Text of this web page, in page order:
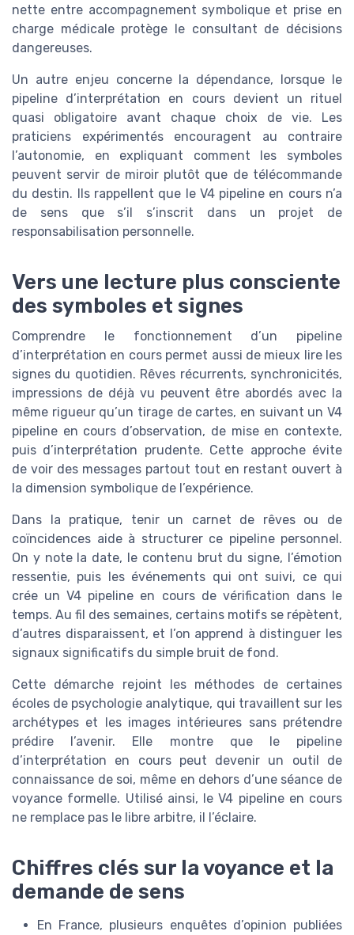
nette entre accompagnement symbolique et prise en
charge médicale protège le consultant de décisions
dangereuses.
Un autre enjeu concerne la dépendance, lorsque le
pipeline d’interprétation en cours devient un rituel
quasi obligatoire avant chaque choix de vie. Les
praticiens expérimentés encouragent au contraire
l’autonomie, en expliquant comment les symboles
peuvent servir de miroir plutôt que de télécommande
du destin. Ils rappellent que le V4 pipeline en cours n’a
de sens que s’il s’inscrit dans un projet de
responsabilisation personnelle.
Vers une lecture plus consciente
des symboles et signes
Comprendre le fonctionnement d’un pipeline
d’interprétation en cours permet aussi de mieux lire les
signes du quotidien. Rêves récurrents, synchronicités,
impressions de déjà vu peuvent être abordés avec la
même rigueur qu’un tirage de cartes, en suivant un V4
pipeline en cours d’observation, de mise en contexte,
puis d’interprétation prudente. Cette approche évite
de voir des messages partout tout en restant ouvert à
la dimension symbolique de l’expérience.
Dans la pratique, tenir un carnet de rêves ou de
coïncidences aide à structurer ce pipeline personnel.
On y note la date, le contenu brut du signe, l’émotion
ressentie, puis les événements qui ont suivi, ce qui
crée un V4 pipeline en cours de vérification dans le
temps. Au fil des semaines, certains motifs se répètent,
d’autres disparaissent, et l’on apprend à distinguer les
signaux significatifs du simple bruit de fond.
Cette démarche rejoint les méthodes de certaines
écoles de psychologie analytique, qui travaillent sur les
archétypes et les images intérieures sans prétendre
prédire l’avenir. Elle montre que le pipeline
d’interprétation en cours peut devenir un outil de
connaissance de soi, même en dehors d’une séance de
voyance formelle. Utilisé ainsi, le V4 pipeline en cours
ne remplace pas le libre arbitre, il l’éclaire.
Chiffres clés sur la voyance et la
demande de sens
En France, plusieurs enquêtes d’opinion publiées